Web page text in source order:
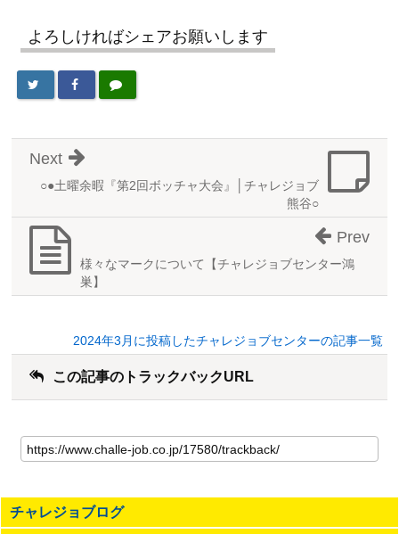
よろしければシェアお願いします
○●土曜余暇『第2回ボッチャ大会』│チャレジョブ
熊谷○
Next
様々なマークについて【チャレジョブセンター鴻
巣】
Prev
2024年3月に投稿したチャレジョブセンターの記事一覧
この記事のトラックバックURL
の
記
の
ト
チャレジョブログ